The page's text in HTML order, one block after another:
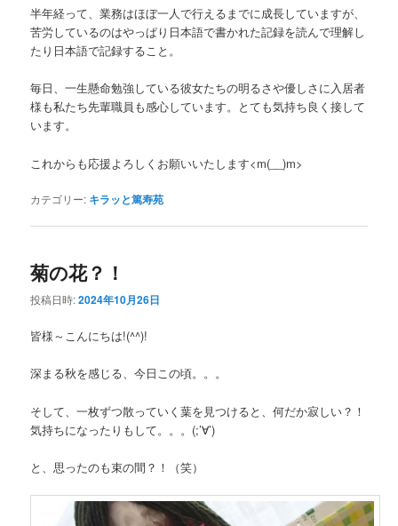
半年経って、業務はほぼ一人で行えるまでに成長していますが、
苦労しているのはやっぱり日本語で書かれた記録を読んで理解し
たり日本語で記録すること。
毎日、一生懸命勉強している彼女たちの明るさや優しさに入居者
様も私たち先輩職員も感心しています。とても気持ち良く接して
います。
これからも応援よろしくお願いいたします<m(__)m>
カテゴリー: キラッと篤寿苑
菊の花？！
投稿日時:2024年10月26日
皆様～こんにちは!(^^)!
深まる秋を感じる、今日この頃。。。
そして、一枚ずつ散っていく葉を見つけると、何だか寂しい？！
気持ちになったりもして。。。(;’∀’)
と、思ったのも束の間？！（笑）